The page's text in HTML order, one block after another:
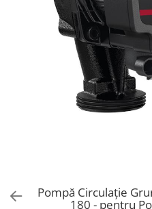
Pompă Circulație
180 - pentru